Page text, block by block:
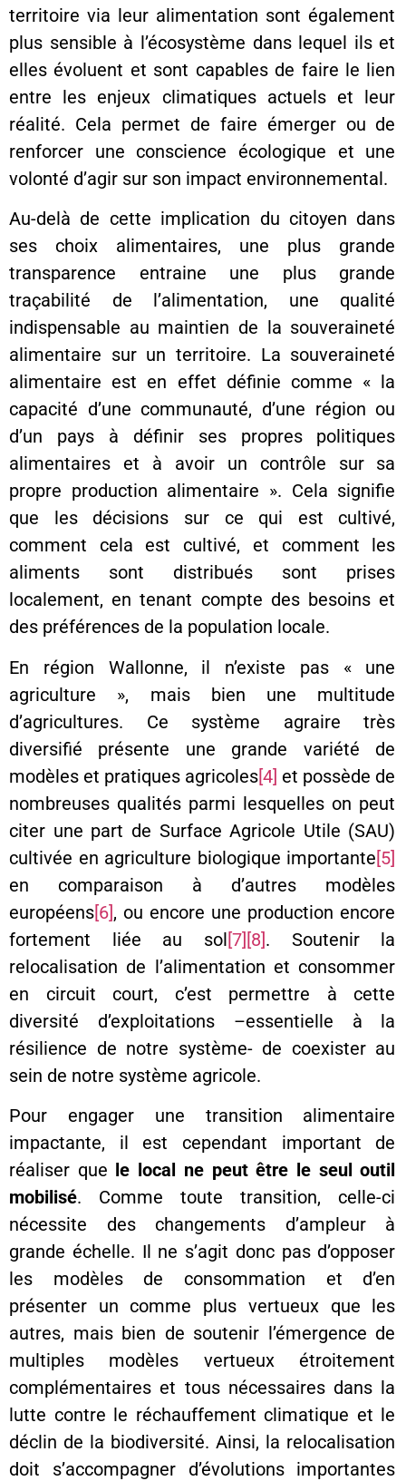
territoire via leur alimentation sont également
plus sensible à l’écosystème dans lequel ils et
elles évoluent et sont capables de faire le lien
entre les enjeux climatiques actuels et leur
réalité. Cela permet de faire émerger ou de
renforcer une conscience écologique et une
volonté d’agir sur son impact environnemental.
Au-delà de cette implication du citoyen dans
ses choix alimentaires, une plus grande
transparence entraine une plus grande
traçabilité de l’alimentation, une qualité
indispensable au maintien de la souveraineté
alimentaire sur un territoire. La souveraineté
alimentaire est en effet définie comme « la
capacité d’une communauté, d’une région ou
d’un pays à définir ses propres politiques
alimentaires et à avoir un contrôle sur sa
propre production alimentaire ». Cela signifie
que les décisions sur ce qui est cultivé,
comment cela est cultivé, et comment les
aliments sont distribués sont prises
localement, en tenant compte des besoins et
des préférences de la population locale.
En région Wallonne, il n’existe pas « une
agriculture », mais bien une multitude
d’agricultures. Ce système agraire très
diversifié présente une grande variété de
modèles et pratiques agricoles[4] et possède de
nombreuses qualités parmi lesquelles on peut
citer une part de Surface Agricole Utile (SAU)
cultivée en agriculture biologique importante[5]
en comparaison à d’autres modèles
européens[6], ou encore une production encore
fortement liée au sol[7] [8]. Soutenir la
relocalisation de l’alimentation et consommer
en circuit court, c’est permettre à cette
diversité d’exploitations –essentielle à la
résilience de notre système- de coexister au
sein de notre système agricole.
Pour engager une transition alimentaire
impactante, il est cependant important de
réaliser que le local ne peut être le seul outil
mobilisé. Comme toute transition, celle-ci
nécessite des changements d’ampleur à
grande échelle. Il ne s’agit donc pas d’opposer
les modèles de consommation et d’en
présenter un comme plus vertueux que les
autres, mais bien de soutenir l’émergence de
multiples modèles vertueux étroitement
complémentaires et tous nécessaires dans la
lutte contre le réchauffement climatique et le
déclin de la biodiversité. Ainsi, la relocalisation
doit s’accompagner d’évolutions importantes